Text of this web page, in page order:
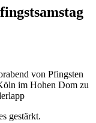
von Pfingsten
im Hohen Dom zu
gestärkt.